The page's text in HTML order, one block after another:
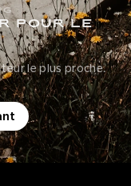
POUR LE
le plus proche.